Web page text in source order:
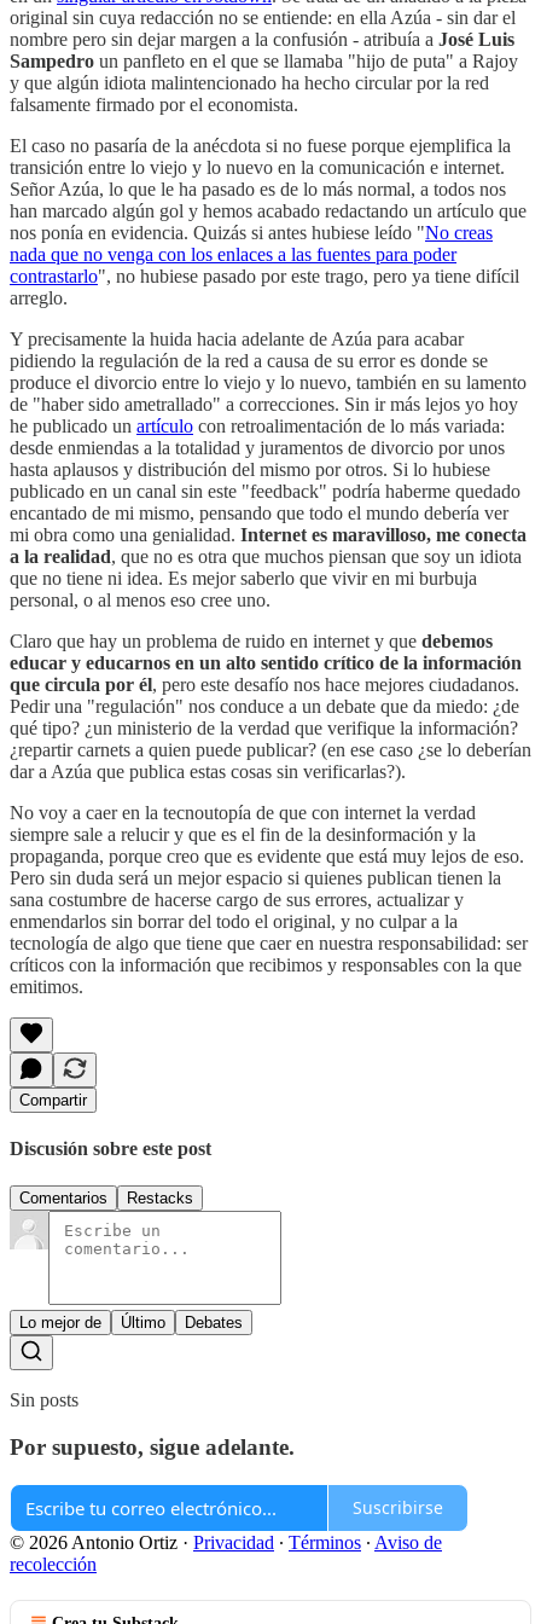
original sin cuya redacción no se entiende: en ella Azúa - sin dar el
nombre pero sin dejar margen a la confusión - atribuía a José Luis
Sampedro un panfleto en el que se llamaba "hijo de puta" a Rajoy
y que algún idiota malintencionado ha hecho circular por la red
falsamente firmado por el economista.
El caso no pasaría de la anécdota si no fuese porque ejemplifica la
transición entre lo viejo y lo nuevo en la comunicación e internet.
Señor Azúa, lo que le ha pasado es de lo más normal, a todos nos
han marcado algún gol y hemos acabado redactando un artículo que
nos ponía en evidencia. Quizás si antes hubiese leído "No creas
nada que no venga con los enlaces a las fuentes para poder
contrastarlo", no hubiese pasado por este trago, pero ya tiene difícil
arreglo.
Y precisamente la huida hacia adelante de Azúa para acabar
pidiendo la regulación de la red a causa de su error es donde se
produce el divorcio entre lo viejo y lo nuevo, también en su lamento
de "haber sido ametrallado" a correcciones. Sin ir más lejos yo hoy
he publicado un artículo con retroalimentación de lo más variada:
desde enmiendas a la totalidad y juramentos de divorcio por unos
hasta aplausos y distribución del mismo por otros. Si lo hubiese
publicado en un canal sin este "feedback" podría haberme quedado
encantado de mi mismo, pensando que todo el mundo debería ver
mi obra como una genialidad. Internet es maravilloso, me conecta
a la realidad, que no es otra que muchos piensan que soy un idiota
que no tiene ni idea. Es mejor saberlo que vivir en mi burbuja
personal, o al menos eso cree uno.
Claro que hay un problema de ruido en internet y que debemos
educar y educarnos en un alto sentido crítico de la información
que circula por él, pero este desafío nos hace mejores ciudadanos.
Pedir una "regulación" nos conduce a un debate que da miedo: ¿de
qué tipo? ¿un ministerio de la verdad que verifique la información?
¿repartir carnets a quien puede publicar? (en ese caso ¿se lo deberían
dar a Azúa que publica estas cosas sin verificarlas?).
No voy a caer en la tecnoutopía de que con internet la verdad
siempre sale a relucir y que es el fin de la desinformación y la
propaganda, porque creo que es evidente que está muy lejos de eso.
Pero sin duda será un mejor espacio si quienes publican tienen la
sana costumbre de hacerse cargo de sus errores, actualizar y
enmendarlos sin borrar del todo el original, y no culpar a la
tecnología de algo que tiene que caer en nuestra responsabilidad: ser
críticos con la información que recibimos y responsables con la que
emitimos.
Compartir
Discusión sobre este post
Comentarios Restacks
Lo mejor de Último Debates
Sin posts
Por supuesto, sigue adelante.
Suscribirse
© 2026 Antonio Ortiz · Privacidad ∙ Términos ∙ Aviso de
recolección